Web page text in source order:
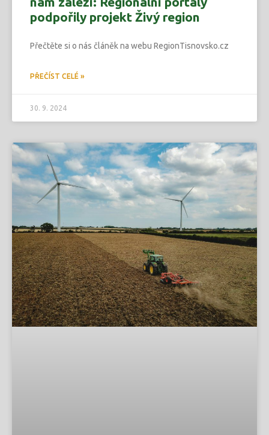
podpořily projekt Živý region
Přečtěte si o nás článěk na webu RegionTisnovsko.cz
PŘEČÍST CELÉ »
30. 9. 2024